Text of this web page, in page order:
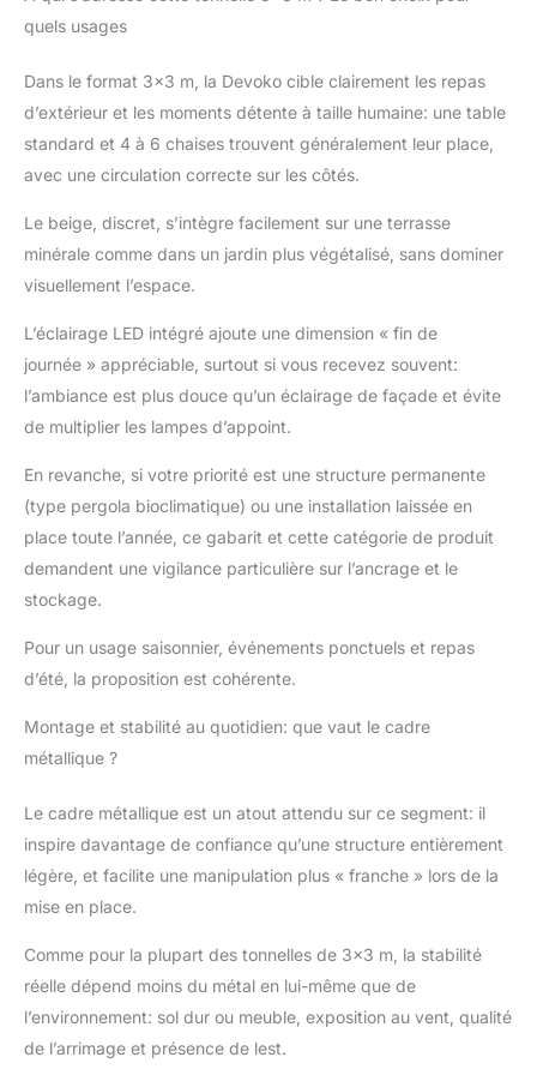
forment une agrafe
avec le toit, assurant
que la tonnelle ne
basculera pas et ne
s'effondrera pas par
vent fort et temps
avec lampes
Sélectionnable LED】
charge USB pour
assurer la commodité
de la recharge en plein
air.Egalement avec 2
projecteur central et 4
tubes supérieurs. La
télécommande
comprend un
interrupteur à deux
60 minutes,un réglage
clair-obscur à 5
niveaux et 4 heures
automatique de sorte
lumineuse que le jour.
【Protection solaire et
ventilation】avec un
tissu polyester enduit
des rayons ultraviolets
nocifs, tissus plus
épais pour une
meilleure résistance à
quels usages
Dans le format 3×3 m, la Devoko cible clairement les repas
d’extérieur et les moments détente à taille humaine: une table
standard et 4 à 6 chaises trouvent généralement leur place,
avec une circulation correcte sur les côtés.
Le beige, discret, s’intègre facilement sur une terrasse
minérale comme dans un jardin plus végétalisé, sans dominer
visuellement l’espace.
L’éclairage LED intégré ajoute une dimension « fin de
journée » appréciable, surtout si vous recevez souvent:
l’ambiance est plus douce qu’un éclairage de façade et évite
de multiplier les lampes d’appoint.
En revanche, si votre priorité est une structure permanente
(type pergola bioclimatique) ou une installation laissée en
place toute l’année, ce gabarit et cette catégorie de produit
demandent une vigilance particulière sur l’ancrage et le
stockage.
Pour un usage saisonnier, événements ponctuels et repas
d’été, la proposition est cohérente.
Montage et stabilité au quotidien: que vaut le cadre
métallique ?
Le cadre métallique est un atout attendu sur ce segment: il
inspire davantage de confiance qu’une structure entièrement
légère, et facilite une manipulation plus « franche » lors de la
mise en place.
Comme pour la plupart des tonnelles de 3×3 m, la stabilité
réelle dépend moins du métal en lui-même que de
l’environnement: sol dur ou meuble, exposition au vent, qualité
de l’arrimage et présence de lest.